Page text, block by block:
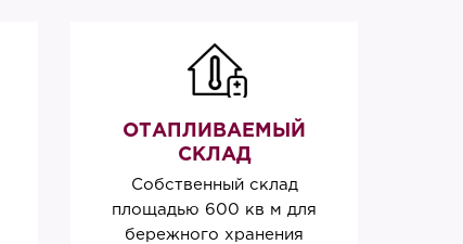
ОТАПЛИВАЕМЫЙ
СКЛАД
Собственный склад
площадью 600 кв м для
бережного хранения